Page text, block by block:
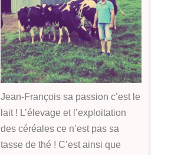
Jean-François sa passion c’est le
lait ! L’élevage et l’exploitation
des céréales ce n’est pas sa
tasse de thé ! C’est ainsi que